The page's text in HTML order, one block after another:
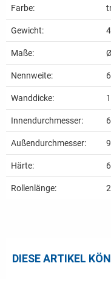
Farbe:
Gewicht:
Maße:
Nennweite:
Wanddicke:
Innendurchmesser:
Außendurchmesser:
Härte:
Rollenlänge:
DIESE ARTIKEL